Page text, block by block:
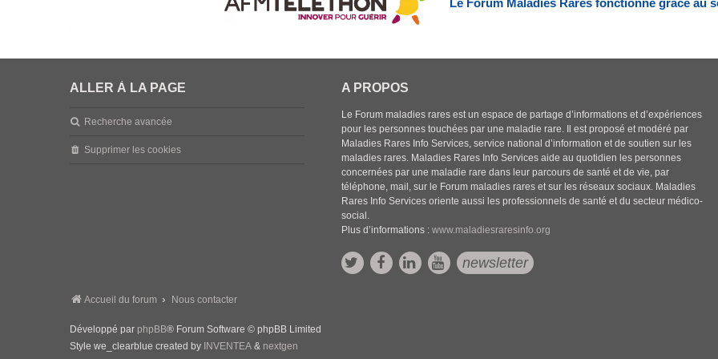
Le Forum Maladies Rares fonctionne grâce au
ALLER À LA PAGE
Recherche avancée
Supprimer les cookies
A PROPOS
Le Forum maladies rares est un espace de partage d’informations et d’expériences
pour les personnes touchées par une maladie rare. Il est proposé et modéré par
Maladies Rares Info Services, service national d’information et de soutien sur les
maladies rares. Maladies Rares Info Services aide au quotidien les personnes
concernées par une maladie rare dans leur parcours de santé et de vie, par
téléphone, mail, sur le Forum maladies rares et sur les réseaux sociaux. Maladies
Rares Info Services oriente aussi les professionnels de santé et du secteur médico-
social.
Plus d’informations :www.maladiesraresinfo.org
newsletter
Accueil du forum Nous contacter
Développé par phpBB® Forum Software © phpBB Limited
Style we_clearblue created by INVENTEA & nextgen